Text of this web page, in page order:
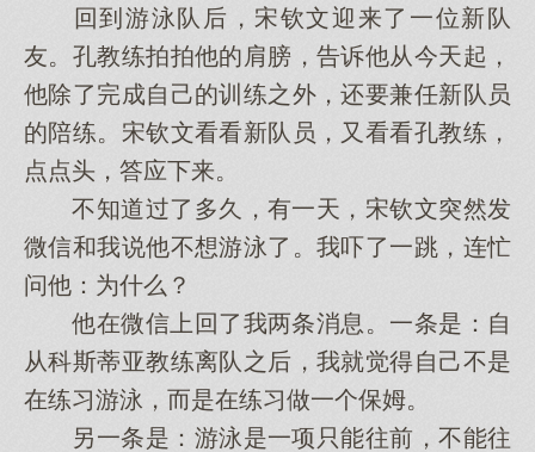
回到游泳队后，宋钦文迎来了一位新队
友。孔教练拍拍他的肩膀，告诉他从今天起，
他除了完成自己的训练之外，还要兼任新队员
的陪练。宋钦文看看新队员，又看看孔教练，
点点头，答应下来。
不知道过了多久，有一天，宋钦文突然发
微信和我说他不想游泳了。我吓了一跳，连忙
问他：为什么？
他在微信上回了我两条消息。一条是：自
从科斯蒂亚教练离队之后，我就觉得自己不是
在练习游泳，而是在练习做一个保姆。
另一条是：游泳是一项只能往前，不能往